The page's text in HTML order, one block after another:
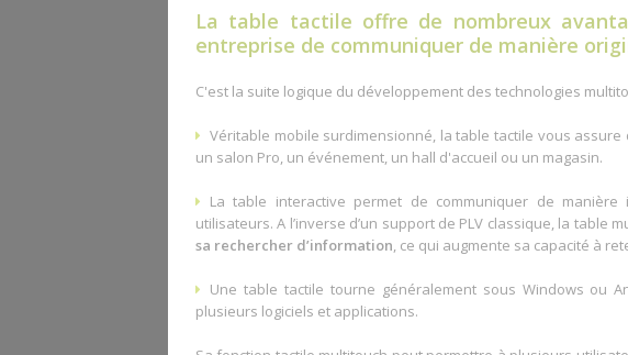
La table tactile offre de nombreux
entreprise de communiquer de manière
C'est la suite logique du développement des technologies
Véritable mobile surdimensionné, la table tactile vous
un salon Pro, un événement, un hall d'accueil ou un magasin.
La table interactive permet de communiquer de
utilisateurs. A l’inverse d’un support de PLV classique, la table
sa rechercher d’information , ce qui augmente sa capacité à
Une table tactile tourne généralement sous Windows ou
plusieurs logiciels et applications.